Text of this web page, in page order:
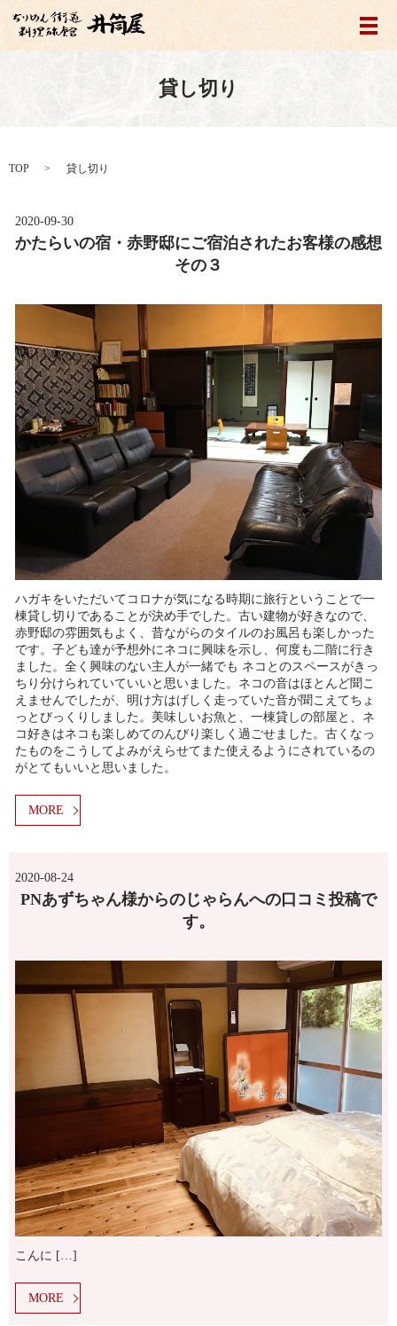
メ
貸し切り
TOP 貸し切り
2020-09-30
かたらいの宿・赤野邸にご宿泊されたお客様の感想
その３
ハガキをいただいてコロナが気になる時期に旅行ということで一
棟貸し切りであることが決め手でした。古い建物が好きなので、
赤野邸の雰囲気もよく、昔ながらのタイルのお風呂も楽しかった
です。子ども達が予想外にネコに興味を示し、何度も二階に行き
ました。全く興味のない主人が一緒でも ネコとのスペースがきっ
ちり分けられていていいと思いました。ネコの音はほとんど聞こ
えませんでしたが、明け方はげしく走っていた音が聞こえてちょ
っとびっくりしました。美味しいお魚と、一棟貸しの部屋と、ネ
コ好きはネコも楽しめてのんびり楽しく過ごせました。古くなっ
たものをこうしてよみがえらせてまた使えるようにされているの
がとてもいいと思いました。
MORE
2020-08-24
PNあずちゃん様からのじゃらんへの口コミ投稿で
す。
こんに […]
MORE